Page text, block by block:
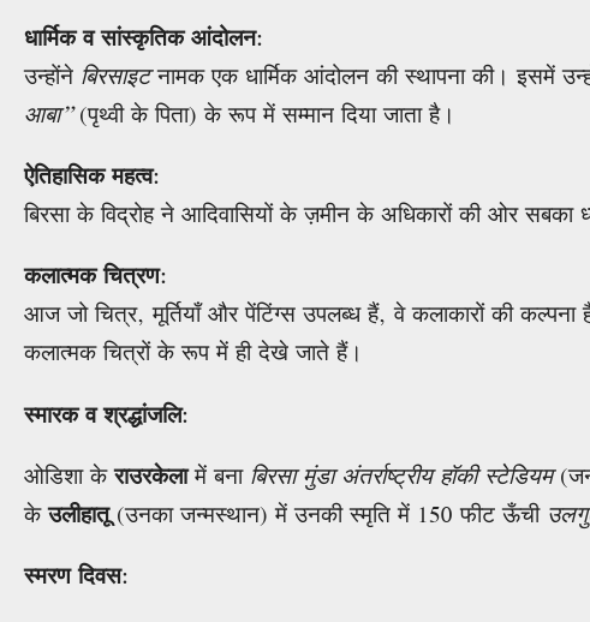
धार्मिक व सांस्कृतिक आंदोलन:
उन्होंने बिरसाइटनामक एक धार्मिक आंदोलन की स्थापना की। इसमें
आबा”(पृथ्वी के पिता) के रूप में सम्मान दिया जाता है।
ऐतिहासिक महत्व:
बिरसा के विद्रोह ने आदिवासियों के ज़मीन के अधिकारों की ओर
कलात्मक चित्रण:
आज जो चित्र, मूर्तियाँ और पेंटिंग्स उपलब्ध हैं, वे कलाकारों की
कलात्मक चित्रों के रूप में ही देखे जाते हैं।
स्मारक व श्रद्धांजलि:
ओडिशा केराउरकेलामें बना बिरसा मुंडा अंतर्राष्ट्रीय हॉकी स्टेडियम
केउलीहातू(उनका जन्मस्थान) में उनकी स्मृति में 150 फीट ऊँची
स्मरण दिवस: